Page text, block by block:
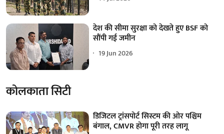
देश की सीमा सुरक्षा को देखते हुए BSF को
सौंपी गई जमीन
19 Jun 2026
कोलकाता सिटी
डिजिटल ट्रांसपोर्ट सिस्टम की ओर पश्चिम
बंगाल, CMVR होगा पूरी तरह लागू